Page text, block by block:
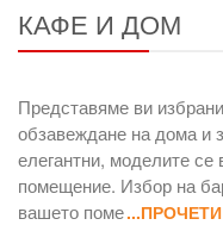
КАФЕ И ДОМ
Представяме ви
обзавеждане на дома и
елегантни, моделите се
помещение. Избор на
вашето поме